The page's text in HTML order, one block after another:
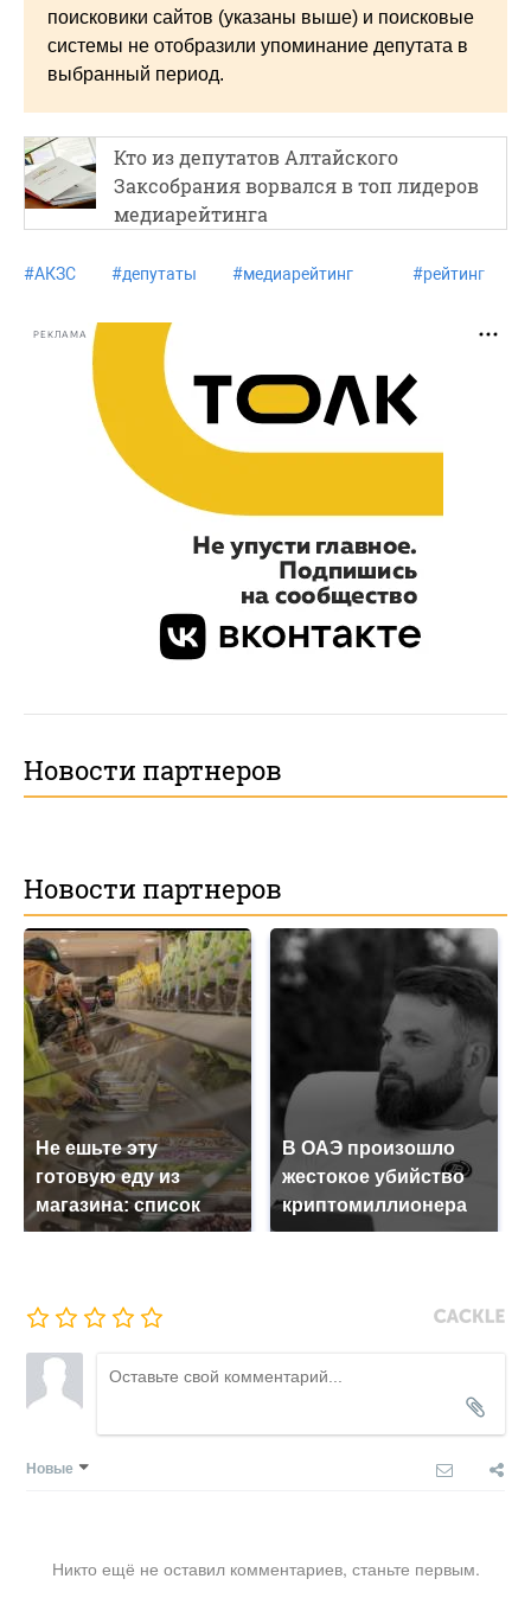
поисковики сайтов (указаны выше) и поисковые
системы не отобразили упоминание депутата в
выбранный период.
Кто из депутатов Алтайского
Заксобрания ворвался в топ лидеров
медиарейтинга
#АКЗС #депутаты #медиарейтинг #рейтинг
РЕКЛАМА
Новости партнеров
Новости партнеров
Не ешьте эту
готовую еду из
магазина: список
В ОАЭ произошло
жестокое убийство
криптомиллионера
Новые
Никто ещё не оставил комментариев, станьте первым.